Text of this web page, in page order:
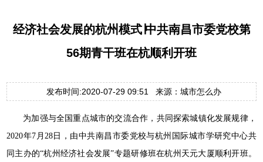
经济社会发展的杭州模式∣中共南昌市委党校第
56期青干班在杭顺利开班
发布时间:2020-07-29 09:51 来源：城市怎么办
为加强与全国重点城市的交流合作，共同探索城镇化发展规律，
2020年7月28日，由中共南昌市委党校与杭州国际城市学研究中心共
同主办的“杭州经济社会发展”专题研修班在杭州天元大厦顺利开班。